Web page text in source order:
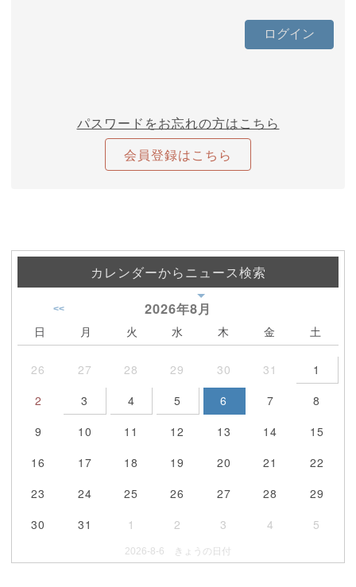
パスワードをお忘れの方はこちら
会員登録はこちら
カレンダーからニュース検索
2026年8月
<<
日 月 火 水 木 金 土
26 27 28 29 30 31
1
2
3 4 5 6 7
8
9
10 11 12 13 14
15
16
17 18 19 20 21
22
23
24 25 26 27 28
29
30
31 1 2 3 4 5
2026-8-6 きょうの日付